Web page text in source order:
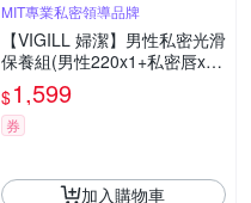
MIT專業私密領導品牌
【VIGILL 婦潔】男性私密光滑
保養組(男性220x1+私密唇x1
+理毛組x1)
$1,599
券
加入購物車